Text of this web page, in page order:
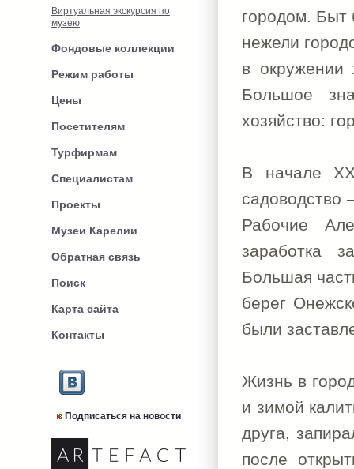
Виртуальная экскурсия по
музею
Фондовые коллекции
Режим работы
Цены
Посетителям
Турфирмам
Специалистам
Проекты
Музеи Карелии
Обратная связь
Поиск
Карта сайта
Контакты
Подписаться на новости
городом. Быт
нежели
в окружении
Большое
хозяйство:
В начале ХХ
садоводство
Рабочие
заработка
Большая
берег
были
Жизнь в
и зимой
друга,
после